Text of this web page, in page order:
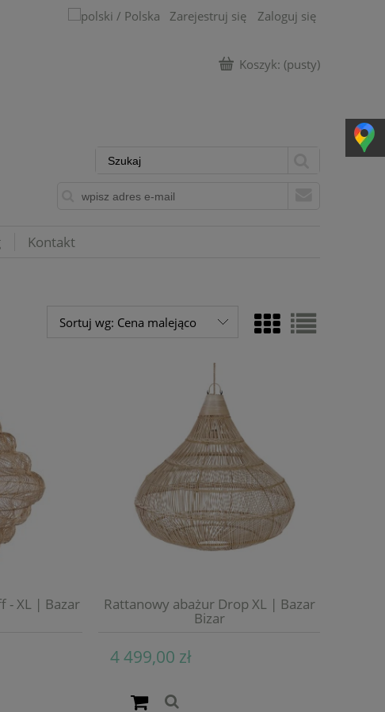
Zarejestruj się Zaloguj się
Koszyk: (pusty)
Kontakt
Sortuj wg: Cena malejąco
- XL | Bazar Rattanowy abażur Drop XL | Bazar
Bizar
4 499,00 zł